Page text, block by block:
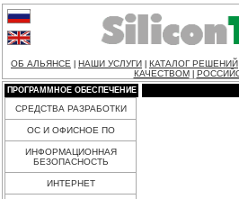
ОБ АЛЬЯНСЕ НАШИ УСЛУГИ КАТАЛОГ РЕШЕНИЙ
КАЧЕСТВОМ
ПРОГРАММНОЕ ОБЕСПЕЧЕНИЕ
СРЕДСТВА РАЗРАБОТКИ
ОС И ОФИСНОЕ ПО
ИНФОРМАЦИОННАЯ
БЕЗОПАСНОСТЬ
ИНТЕРНЕТ